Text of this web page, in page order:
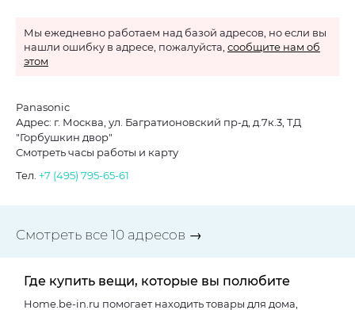
Мы ежедневно работаем над базой адресов, но если вы
нашли ошибку в адресе, пожалуйста, сообщите нам об
этом
Panasonic
Адрес: г. Москва, ул. Багратионовский пр-д, д.7к.3, ТД
"Горбушкин двор"
Смотреть часы работы и карту
Тел. +7 (495) 795-65-61
Смотреть все 10 адресов →
Где купить вещи, которые вы полюбите
Home.be-in.ru помогает находить товары для дома,